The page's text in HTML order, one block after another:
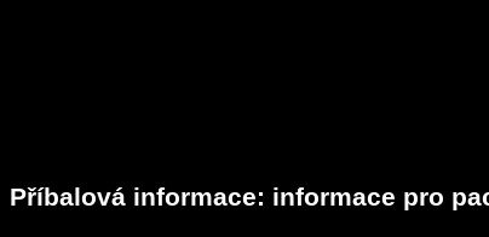
Příbalová informace: informace pro